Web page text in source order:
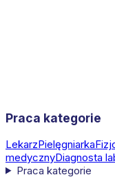
Praca kategorie
LekarzPielęgniarka
medycznyDiagnosta
Praca kategorie